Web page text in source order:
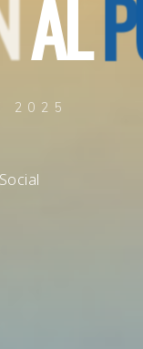
ALP
2025